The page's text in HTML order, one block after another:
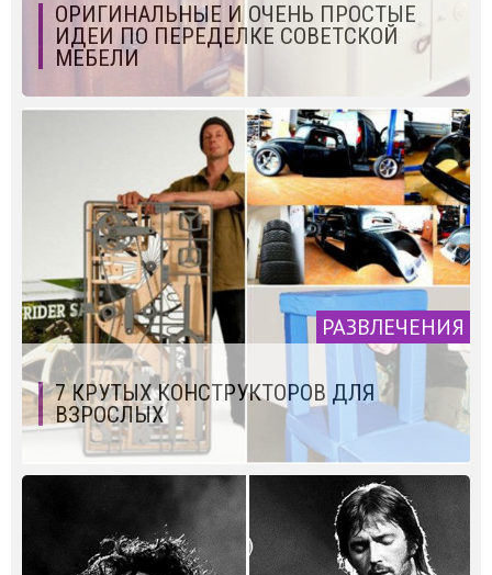
ОРИГИНАЛЬНЫЕ И ОЧЕНЬ ПРОСТЫЕ
ИДЕИ ПО ПЕРЕДЕЛКЕ СОВЕТСКОЙ
МЕБЕЛИ
РАЗВЛЕЧЕНИЯ
7 КРУТЫХ КОНСТРУКТОРОВ ДЛЯ
ВЗРОСЛЫХ